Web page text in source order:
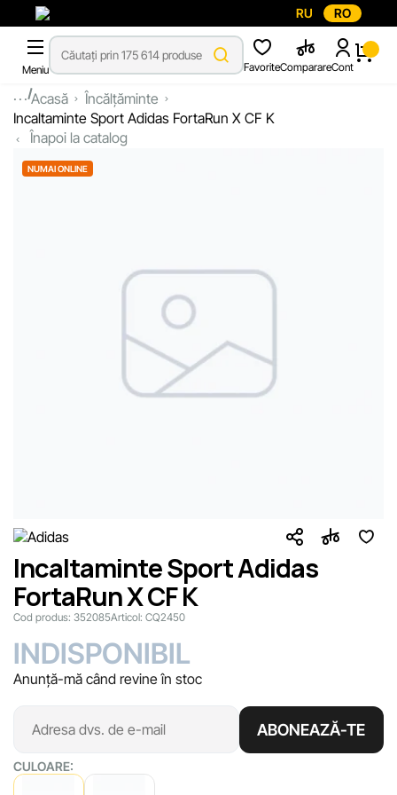
RU RO
Meniu FavoriteComparareCont
...Acasă
Încălțăminte
Incaltaminte Sport Adidas FortaRun X CF K
Înapoi la catalog
NUMAI ONLINE
Incaltaminte Sport Adidas
FortaRun X CF K
Cod produs: 352085Articol: CQ2450
INDISPONIBIL
Anunță-mă când revine în stoc
ABONEAZĂ-TE
CULOARE: